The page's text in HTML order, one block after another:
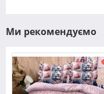
Ми рекомендуємо